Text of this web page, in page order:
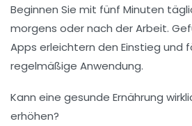
Beginnen Sie mit fünf Minuten
morgens oder nach der Arbeit.
Apps erleichtern den Einstieg und
regelmäßige Anwendung.
Kann eine gesunde Ernährung
erhöhen?